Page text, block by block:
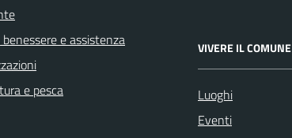
e assistenza
e pesca
VIVERE IL COMUNE
Luoghi
Eventi